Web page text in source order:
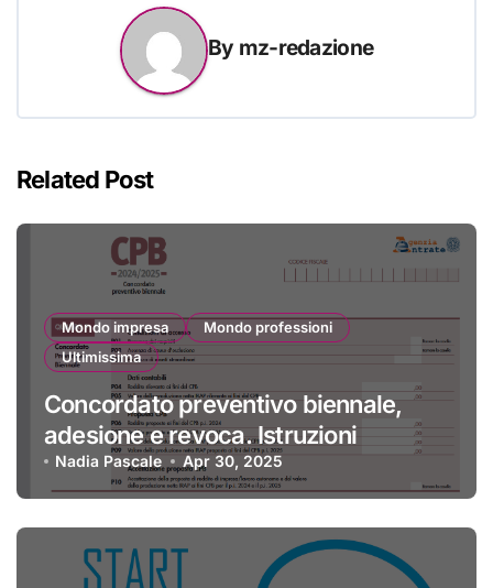
By mz-redazione
Related Post
Mondo impresa
Mondo professioni
Ultimissima
Concordato preventivo biennale,
adesione e revoca. Istruzioni
Nadia Pascale Apr 30, 2025